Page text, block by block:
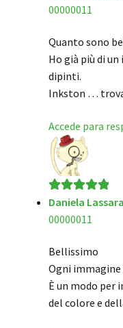
de 5
00000011
Quanto sono
Ho già più di
dipinti.
Inkston …
Accede para
Valorado en5
de 5
Daniela
00000011
Bellissimo
Ogni
È un modo per
del colore e